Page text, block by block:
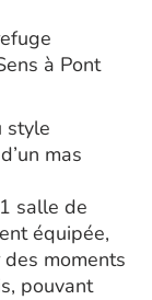
à Pont
style
mas
salle de
équipée,
moments
pouvant